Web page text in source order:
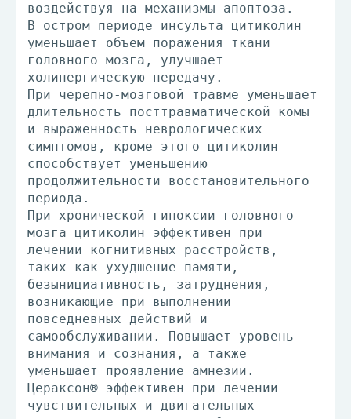
воздействуя на механизмы апоптоза.
В остром периоде инсульта цитиколин
уменьшает объем поражения ткани
головного мозга, улучшает
холинергическую передачу.
При черепно-мозговой травме уменьшает
длительность посттравматической комы
и выраженность неврологических
симптомов, кроме этого цитиколин
способствует уменьшению
продолжительности восстановительного
периода.
При хронической гипоксии головного
мозга цитиколин эффективен при
лечении когнитивных расстройств,
таких как ухудшение памяти,
безынициативность, затруднения,
возникающие при выполнении
повседневных действий и
самообслуживании. Повышает уровень
внимания и сознания, а также
уменьшает проявление амнезии.
Цераксон® эффективен при лечении
чувствительных и двигательных